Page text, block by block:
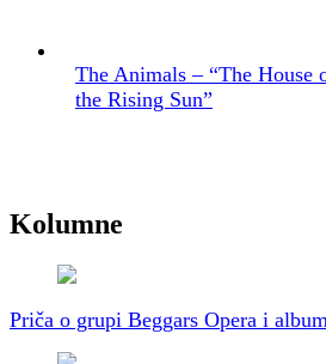
The Animals – “The House
the Rising Sun”
Kolumne
Priča o grupi Beggars Opera i